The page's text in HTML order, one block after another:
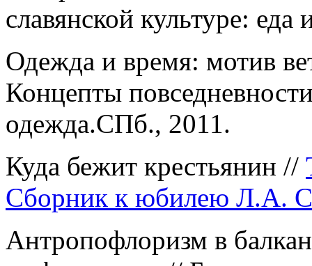
славянской культуре:
Одежда и время: мотив
Концепты
одежда.СПб., 2011.
Куда бежит крестьянин //
Сборник к юбилею Л.А.
Антропофлоризм в